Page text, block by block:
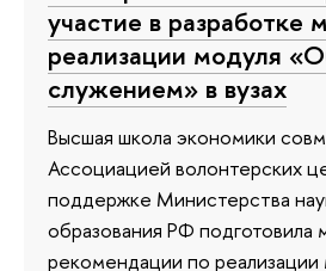
участие в разработке
реализации модуля
служением» в вузах
Высшая школа экономики
Ассоциацией волонтерских
поддержке Министерства
образования РФ подготовила
рекомендации по реализации